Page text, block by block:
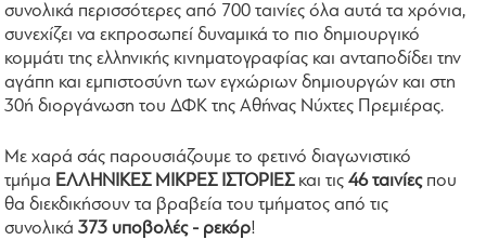
συνολικά περισσότερες από 700 ταινίες όλα αυτά τα χρόνια,
συνεχίζει να εκπροσωπεί δυναμικά το πιο δημιουργικό
κομμάτι της ελληνικής κινηματογραφίας και ανταποδίδει την
αγάπη και εμπιστοσύνη των εγχώριων δημιουργών και στη
30ή διοργάνωση του ΔΦΚ της Αθήνας Νύχτες Πρεμιέρας.
Με χαρά σάς παρουσιάζουμε το φετινό διαγωνιστικό
τμήμα ΕΛΛΗΝΙΚΕΣ ΜΙΚΡΕΣ ΙΣΤΟΡΙΕΣκαι τις46 ταινίεςπου
θα διεκδικήσουν τα βραβεία του τμήματος από τις
συνολικά373 υποβολές - ρεκόρ!